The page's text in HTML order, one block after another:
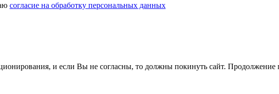
согласие на обработку персональных данных
и если Вы не согласны, то должны покинуть сайт. Продолжение